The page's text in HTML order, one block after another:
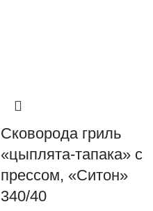
Сковорода гриль
«цыплята-тапака» с
прессом, «Ситон»
340/40